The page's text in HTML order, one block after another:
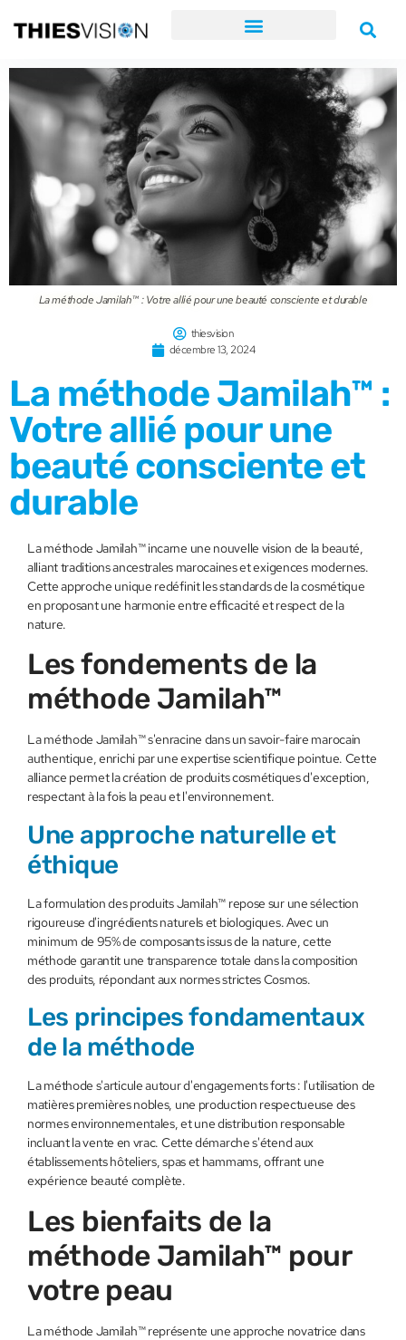
La méthode Jamilah™ : Votre allié pour une beauté consciente et durable
thiesvision
décembre 13, 2024
La méthode Jamilah™ :
Votre allié pour une
beauté consciente et
durable
La méthode Jamilah™ incarne une nouvelle vision de la beauté,
alliant traditions ancestrales marocaines et exigences modernes.
Cette approche unique redéfinit les standards de la cosmétique
en proposant une harmonie entre efficacité et respect de la
nature.
Les fondements de la
méthode Jamilah™
La méthode Jamilah™ s'enracine dans un savoir-faire marocain
authentique, enrichi par une expertise scientifique pointue. Cette
alliance permet la création de produits cosmétiques d'exception,
respectant à la fois la peau et l'environnement.
Une approche naturelle et
éthique
La formulation des produits Jamilah™ repose sur une sélection
rigoureuse d'ingrédients naturels et biologiques. Avec un
minimum de 95% de composants issus de la nature, cette
méthode garantit une transparence totale dans la composition
des produits, répondant aux normes strictes Cosmos.
Les principes fondamentaux
de la méthode
La méthode s'articule autour d'engagements forts : l'utilisation de
matières premières nobles, une production respectueuse des
normes environnementales, et une distribution responsable
incluant la vente en vrac. Cette démarche s'étend aux
établissements hôteliers, spas et hammams, offrant une
expérience beauté complète.
Les bienfaits de la
méthode Jamilah™ pour
votre peau
La méthode Jamilah™ représente une approche novatrice dans